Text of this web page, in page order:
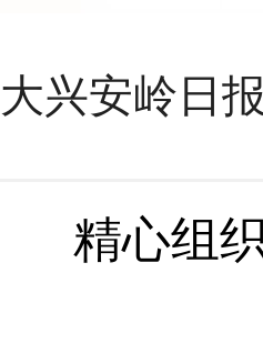
大兴安岭日报
精心组